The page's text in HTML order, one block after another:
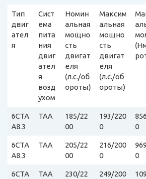
Тип
двиг
ател
я
Сист
ема
пита
ния
двиг
ател
я
возд
ухом
Номин
альная
мощно
сть
двигат
еля
(л.с./об
ороты)
Максим
альная
мощно
сть
двигат
еля
(л.с./об
ороты)
6CTA
A8.3
TAA
185/22
00
193/220
0
0
6CTA
A8.3
TAA
205/22
00
216/200
0
0
6CTA
TAA
230/22
249/200